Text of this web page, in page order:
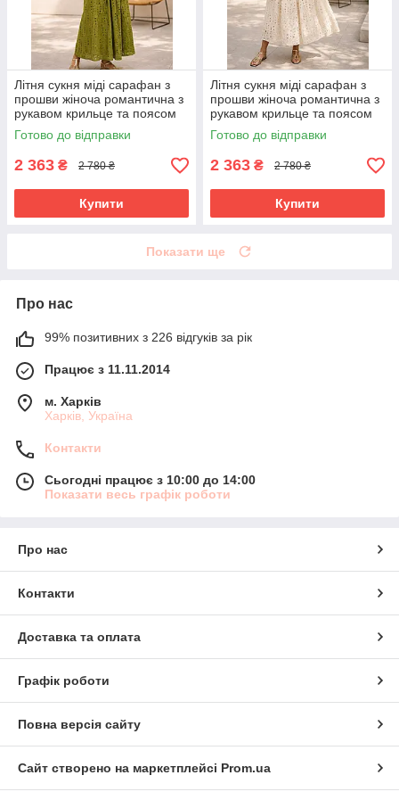
Літня сукня міді сарафан з
прошви жіноча романтична з
рукавом крильце та поясом
42-48 розміри оливкова
Готово до відправки
2 363 ₴ 2 780 ₴
Купити
Літня сукня міді сарафан з
прошви жіноча романтична з
рукавом крильце та поясом
42-48 розміри бежева
Готово до відправки
2 363 ₴ 2 780 ₴
Купити
Показати ще
Про нас
99% позитивних з 226 відгуків за рік
Працює з 11.11.2014
м. Харків
Харків, Україна
Контакти
Сьогодні працює з 10:00 до 14:00
Показати весь графік роботи
Про нас
Контакти
Доставка та оплата
Графік роботи
Повна версія сайту
Сайт створено на маркетплейсі Prom.ua